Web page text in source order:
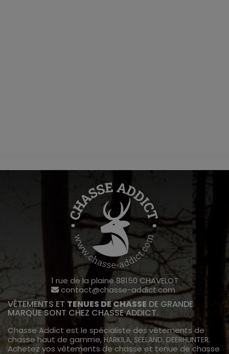
1 rue de la plaine 88150 CHAVELOT
contact@chasse-addict.com
VÊTEMENTS ET TENUES DE CHASSE DE GRANDE
MARQUE SONT CHEZ CHASSE ADDICT.
Chasse Addict est le spécialiste des vêtements de
chasse haut de gamme, HARKILA, SEELAND, DEERHUNTER.
Achetez vos vêtements de chasse et tenue de chasse